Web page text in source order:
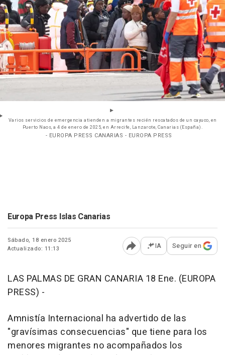
Varios servicios de emergencia atienden a migrantes recién rescatados de un cayuco, en
Puerto Naos, a 4 de enero de 2025, en Arrecife, Lanzarote, Canarias (España).
- EUROPA PRESS CANARIAS - EUROPA PRESS
Europa Press Islas Canarias
Sábado, 18 enero 2025
Actualizado: 11:13
Abrir opciones para
IA Seguir en
LAS PALMAS DE GRAN CANARIA 18 Ene. (EUROPA
PRESS) -
Amnistía Internacional ha advertido de las
"gravísimas consecuencias" que tiene para los
menores migrantes no acompañados los